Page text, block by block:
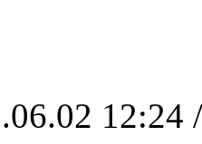
12:24